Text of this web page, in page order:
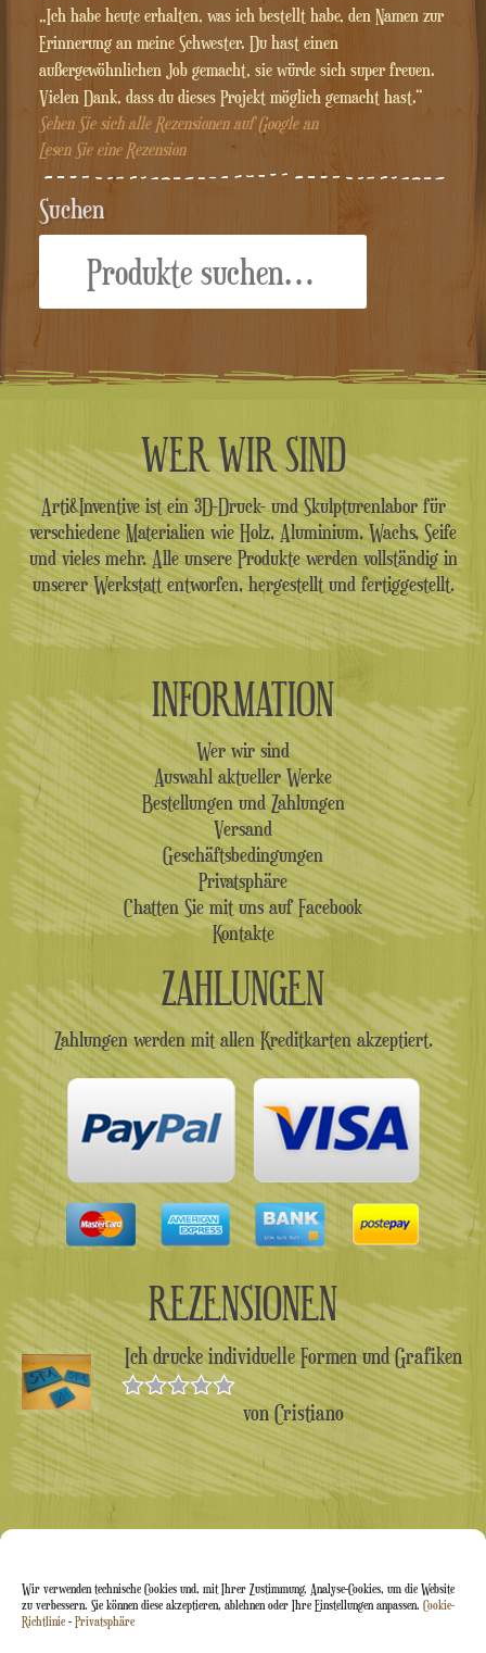
Wir verwenden technische Cookies und, mit Ihrer Zustimmung, Analyse-Cookies, um die Website
zu verbessern. Sie können diese akzeptieren, ablehnen oder Ihre Einstellungen anpassen. Cookie-
Richtlinie - Privatsphäre
„Ich habe heute erhalten, was ich bestellt habe, den Namen zur
Erinnerung an meine Schwester. Du hast einen
außergewöhnlichen Job gemacht, sie würde sich super freuen.
Vielen Dank, dass du dieses Projekt möglich gemacht hast.“
Sehen Sie sich alle Rezensionen auf Google an
Lesen Sie eine Rezension
Suchen
WER WIR SIND
Arti&Inventive ist ein 3D-Druck- und Skulpturenlabor für
verschiedene Materialien wie Holz, Aluminium, Wachs, Seife
und vieles mehr. Alle unsere Produkte werden vollständig in
unserer Werkstatt entworfen, hergestellt und fertiggestellt.
INFORMATION
Wer wir sind
Auswahl aktueller Werke
Bestellungen und Zahlungen
Versand
Geschäftsbedingungen
Privatsphäre
Chatten Sie mit uns auf Facebook
Kontakte
ZAHLUNGEN
Zahlungen werden mit allen Kreditkarten akzeptiert.
REZENSIONEN
Ich drucke individuelle Formen und Grafiken
Bewertet
mit5 von 5
von Cristiano